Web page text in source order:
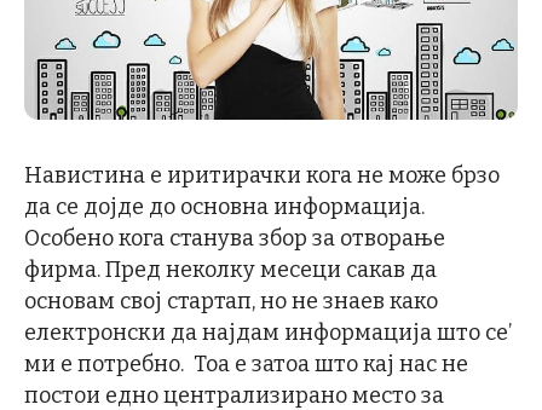
Навистина е иритирачки кога не може брзо
да се дојде до основна информација.
Особено кога станува збор за отворање
фирма. Пред неколку месеци сакав да
основам свој стартап, но не знаев како
електронски да најдам информација што се’
ми е потребно. Тоа е затоа што кај нас не
постои едно централизирано место за